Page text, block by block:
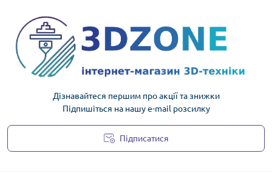
Дізнавайтеся першим про акції та знижки
Підпишіться на нашу e-mail розсилку
Підписатися